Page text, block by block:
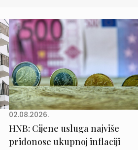
02.08.2026.
HNB: Cijene usluga najviše
pridonose ukupnoj inflaciji